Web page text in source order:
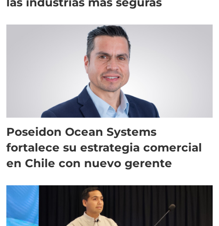
Poseidon Ocean Systems
fortalece su estrategia comercial
en Chile con nuevo gerente